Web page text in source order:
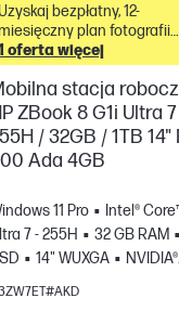
bezpłatny, 12-
plan fotografii
Creative Cloud z
komputerem &
oferta więcej
stacja
ZBook 8 G1i Ultra 7
/ 32GB / 1TB 14"
Ada 4GB
11 Pro
Intel®
7 - 255H
32 GB RAM
14" WUXGA
NVIDIA®
500 Ada (4 GB)